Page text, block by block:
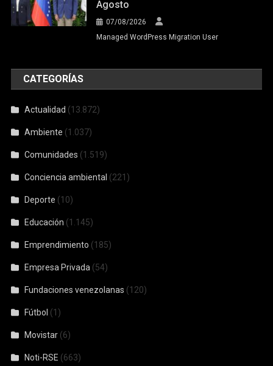
Agosto
07/08/2026
Managed WordPress Migration User
CATEGORÍAS
Actualidad (13.872)
Ambiente (1.037)
Comunidades (1.519)
Conciencia ambiental (221)
Deporte (10)
Educación (1.145)
Emprendimiento (185)
Empresa Privada (54)
Fundaciones venezolanas (120)
Fútbol (1)
Movistar (6)
Noti-RSE (663)